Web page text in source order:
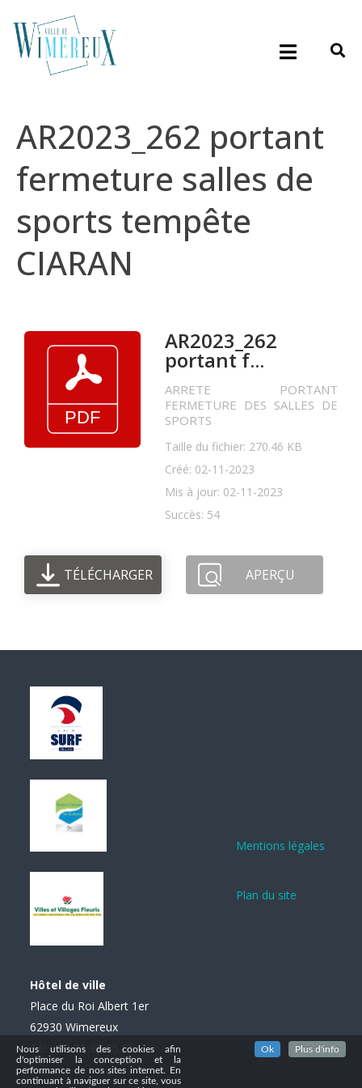
AR2023_262 portant
fermeture salles de
sports tempête
CIARAN
AR2023_262
portant f...
ARRETE PORTANT
FERMETURE DES SALLES DE
SPORTS
Taille du fichier: 270.46 KB
Créé: 02-11-2023
Mis à jour: 02-11-2023
Succès: 54
TÉLÉCHARGER APERÇU
Hôtel de ville
Place du Roi Albert 1er
62930 Wimereux
Tél. : 03 21 99 85 85
Mentions légales
Plan du site
Nous utilisons des cookies afin
d'optimiser la conception et la
performance de nos sites internet. En
continuant à naviguer sur ce site, vous
Ok Plus d'info